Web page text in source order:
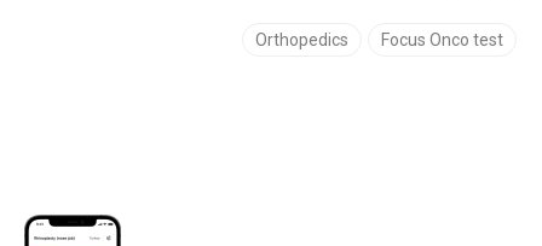
Focus Onco test
Orthopedics